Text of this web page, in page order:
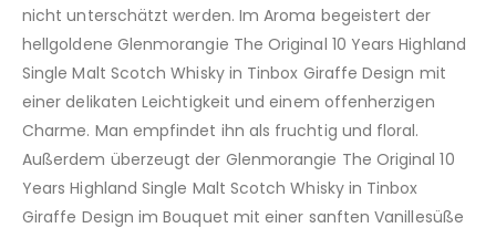
nicht unterschätzt werden. Im Aroma begeistert der
hellgoldene Glenmorangie The Original 10 Years Highland
Single Malt Scotch Whisky in Tinbox Giraffe Design mit
einer delikaten Leichtigkeit und einem offenherzigen
Charme. Man empfindet ihn als fruchtig und floral.
Außerdem überzeugt der Glenmorangie The Original 10
Years Highland Single Malt Scotch Whisky in Tinbox
Giraffe Design im Bouquet mit einer sanften Vanillesüße